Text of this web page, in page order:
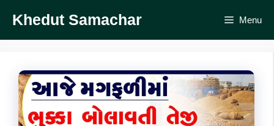
content
Khedut Samachar Menu